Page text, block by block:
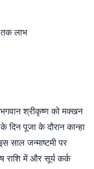
लाभ
भगवान श्रीकृष्ण को मक्खन
पूजा के दौरान कान्हा
साल जन्माष्टमी पर
राशि में और सूर्य कर्क